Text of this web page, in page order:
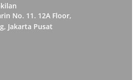
No. 11. 12A Floor,
Jakarta Pusat